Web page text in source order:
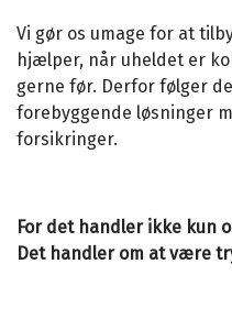
Vi gør os umage for at
hjælper, når uheldet er
gerne før. Derfor følger
forebyggende løsninger
forsikringer.
For det handler ikke kun
Det handler om at være